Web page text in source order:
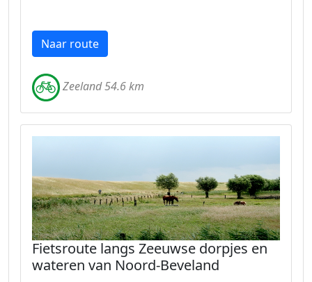
Naar route
Zeeland 54.6 km
Fietsroute langs Zeeuwse dorpjes en
wateren van Noord-Beveland